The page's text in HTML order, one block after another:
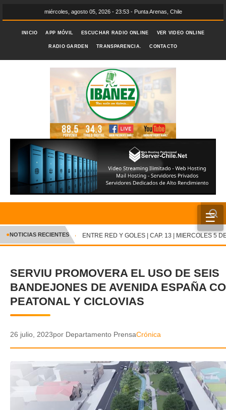
miércoles, agosto 05, 2026 - 23:53 - Punta Arenas, Chile
INICIO APP MÓVIL ESCUCHAR RADIO ONLINE VER VIDEO ONLINE
RADIO GARDEN TRANSPARENCIA. CONTACTO
☰
INICIO
CRÓNICA
DEPORTES
ENTRETENIMIENTO Y CULTURA
AUDIOS
VIDEOS
✕
●NOTICIAS RECIENTES ENTRE RED Y GOLES | CAP. 13 | MIERCOLES 5 DE
SERVIU PROMOVERA EL USO DE SEIS
BANDEJONES DE AVENIDA ESPAÑA
PEATONAL Y CICLOVIAS
26 julio, 2023por Departamento PrensaCrónica